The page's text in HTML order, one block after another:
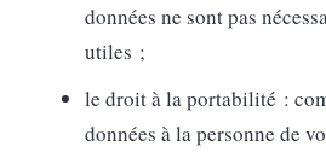
données ne sont pas
utiles ;
le droit à la portabilité :
données à la personne de